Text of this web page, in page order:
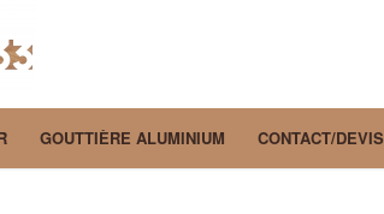
GOUTTIÈRE ALUMINIUM CONTACT/DEVIS